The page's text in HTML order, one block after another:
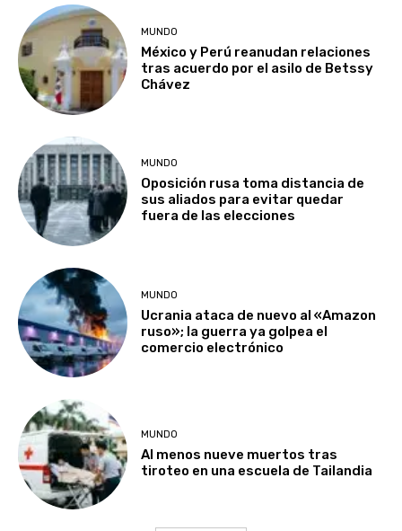
MUNDO
México y Perú reanudan relaciones
tras acuerdo por el asilo de Betssy
Chávez
MUNDO
Oposición rusa toma distancia de
sus aliados para evitar quedar
fuera de las elecciones
MUNDO
Ucrania ataca de nuevo al «Amazon
ruso»; la guerra ya golpea el
comercio electrónico
MUNDO
Al menos nueve muertos tras
tiroteo en una escuela de Tailandia